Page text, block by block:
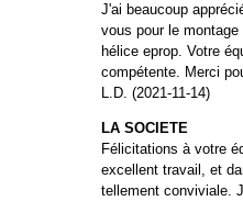
J'ai beaucoup
vous pour le
hélice eprop. Votre
compétente. Merci
L.D. (2021-11-14)
LA SOCIETE
Félicitations à votre
excellent travail, et
tellement conviviale.